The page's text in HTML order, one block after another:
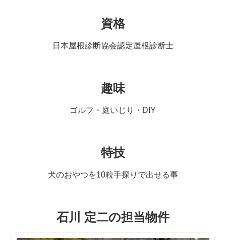
資格
日本屋根診断協会認定屋根診断士
趣味
ゴルフ・庭いじり・DIY
特技
犬のおやつを10粒手探りで出せる事
石川 定二の担当物件